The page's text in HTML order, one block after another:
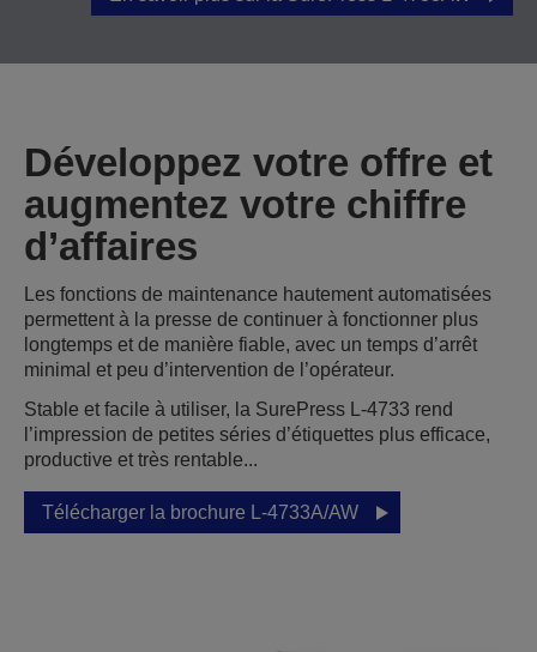
Développez votre offre et
augmentez votre chiffre
d’affaires
Les fonctions de maintenance hautement automatisées
permettent à la presse de continuer à fonctionner plus
longtemps et de manière fiable, avec un temps d’arrêt
minimal et peu d’intervention de l’opérateur.
Stable et facile à utiliser, la SurePress L-4733 rend
l’impression de petites séries d’étiquettes plus efficace,
productive et très rentable...
Télécharger la brochure L-4733A/AW